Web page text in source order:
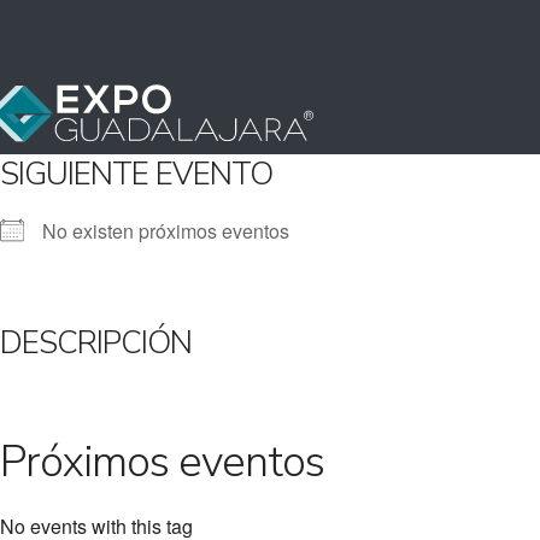
SIGUIENTE EVENTO
No existen próximos eventos
DESCRIPCIÓN
Próximos eventos
No events with this tag